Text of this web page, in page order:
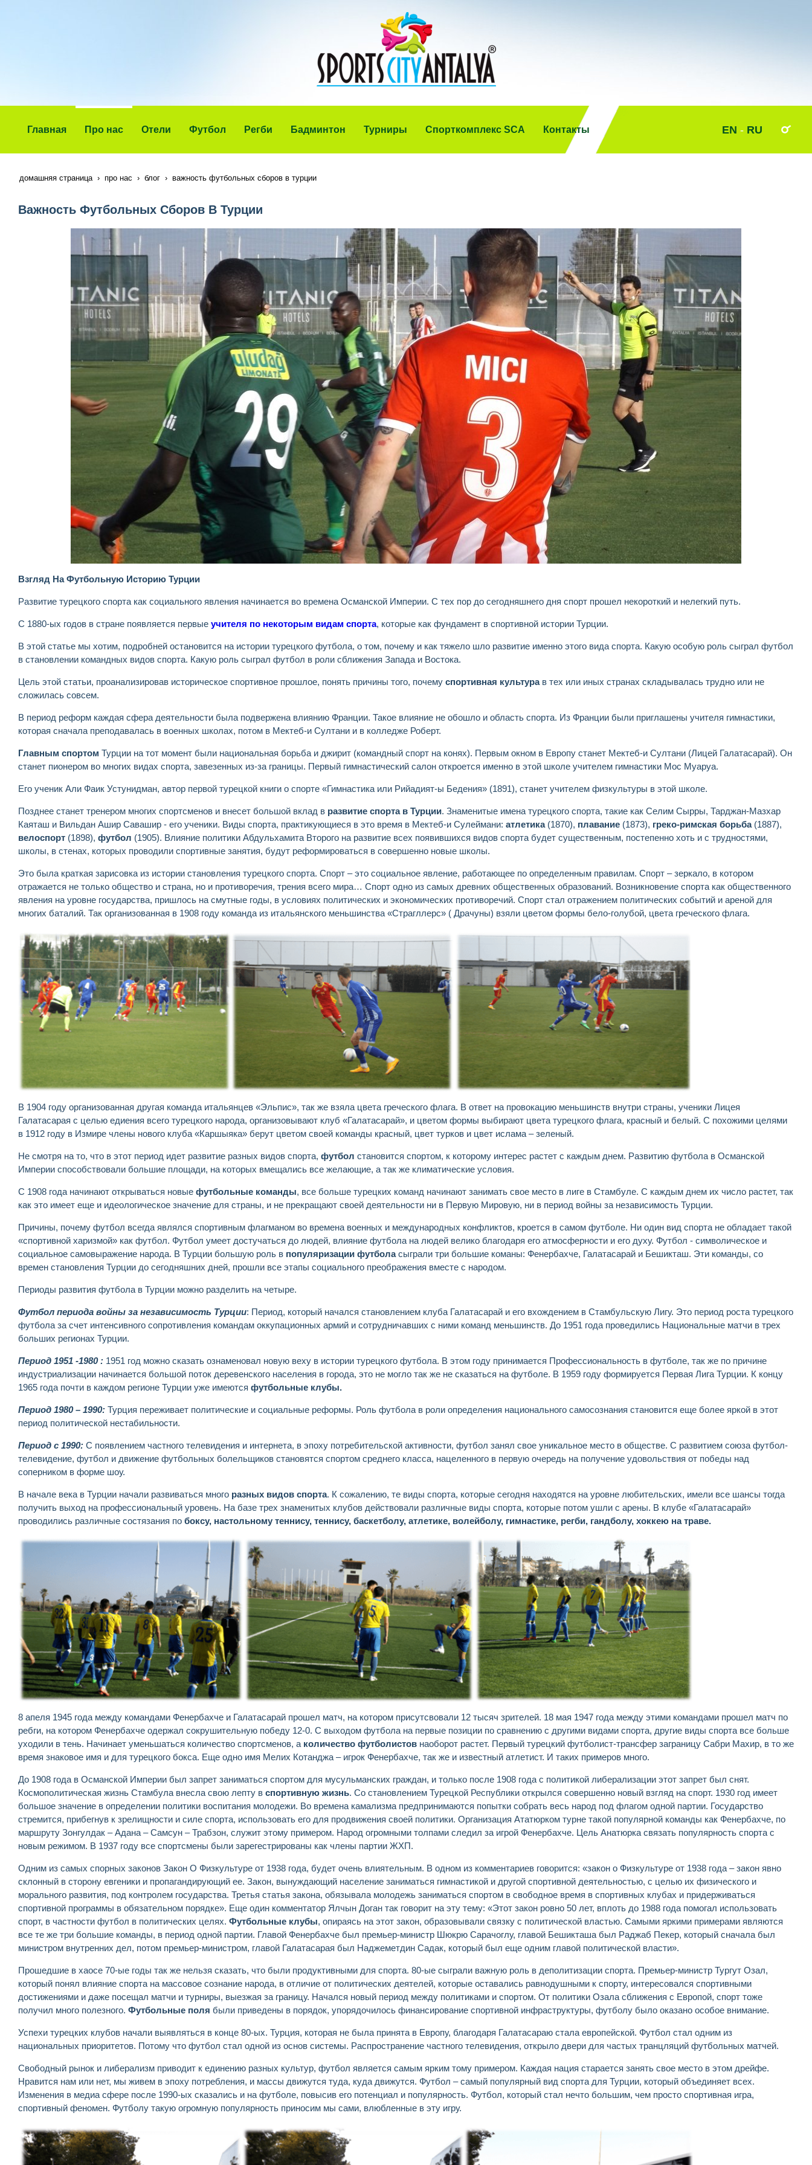
Главная Про нас Отели Футбол Регби Бадминтон Турниры Спорткомплекс SCA Контакты EN - RU
домашняя страница про нас блог важность футбольных сборов в турции
Важность Футбольных Сборов В Турции
Взгляд На Футбольную Историю Турции
Развитие турецкого спорта как социального явления начинается во времена Османской Империи. С тех пор до сегодняшнего дня спорт прошел некороткий и нелегкий путь.
С 1880-ых годов в стране появляется первые учителя по некоторым видам спорта, которые как фундамент в спортивной истории Турции.
В этой статье мы хотим, подробней остановится на истории турецкого футбола, о том, почему и как тяжело шло развитие именно этого вида спорта. Какую особую роль сыграл футбол
в становлении командных видов спорта. Какую роль сыграл футбол в роли сближения Запада и Востока.
Цель этой статьи, проанализировав историческое спортивное прошлое, понять причины того, почему спортивная культурав тех или иных странах складывалась трудно или не
сложилась совсем.
В период реформ каждая сфера деятельности была подвержена влиянию Франции. Такое влияние не обошло и область спорта. Из Франции были приглашены учителя гимнастики,
которая сначала преподавалась в военных школах, потом в Мектеб-и Султани и в колледже Роберт.
Главным спортом Турции на тот момент были национальная борьба и джирит (командный спорт на конях). Первым окном в Европу станет Мектеб-и Султани (Лицей Галатасарай). Он
станет пионером во многих видах спорта, завезенных из-за границы. Первый гимнастический салон откроется именно в этой школе учителем гимнастики Мос Муаруа.
Его ученик Али Фаик Устунидман, автор первой турецкой книги о спорте «Гимнастика или Рийадият-ы Бедения» (1891), станет учителем физкультуры в этой школе.
Позднее станет тренером многих спортсменов и внесет большой вклад в развитие спорта в Турции. Знаменитые имена турецкого спорта, такие как Селим Сырры, Тарджан-Мазхар
Каяташ и Вильдан Ашир Савашир - его ученики. Виды спорта, практикующиеся в это время в Мектеб-и Сулеймани: атлетика (1870), плавание (1873), греко-римская борьба(1887),
велоспорт (1898), футбол (1905). Влияние политики Абдульхамита Второго на развитие всех появившихся видов спорта будет существенным, постепенно хоть и с трудностями,
школы, в стенах, которых проводили спортивные занятия, будут реформироваться в совершенно новые школы.
Это была краткая зарисовка из истории становления турецкого спорта. Спорт – это социальное явление, работающее по определенным правилам. Спорт – зеркало, в котором
отражается не только общество и страна, но и противоречия, трения всего мира… Спорт одно из самых древних общественных образований. Возникновение спорта как общественного
явления на уровне государства, пришлось на смутные годы, в условиях политических и экономических противоречий. Спорт стал отражением политических событий и ареной для
многих баталий. Так организованная в 1908 году команда из итальянского меньшинства «Страгллерс» ( Драчуны) взяли цветом формы бело-голубой, цвета греческого флага.
В 1904 году организованная другая команда итальянцев «Эльпис», так же взяла цвета греческого флага. В ответ на провокацию меньшинств внутри страны, ученики Лицея
Галатасарая с целью едиения всего турецкого народа, организовывают клуб «Галатасарай», и цветом формы выбирают цвета турецкого флага, красный и белый. С похожими целями
в 1912 году в Измире члены нового клуба «Каршыяка» берут цветом своей команды красный, цвет турков и цвет ислама – зеленый.
Не смотря на то, что в этот период идет развитие разных видов спорта, футбол становится спортом, к которому интерес растет с каждым днем. Развитию футбола в Османской
Империи способствовали большие площади, на которых вмещались все желающие, а так же климатические условия.
С 1908 года начинают открываться новые футбольные команды, все больше турецких команд начинают занимать свое место в лиге в Стамбуле. С каждым днем их число растет, так
как это имеет еще и идеологическое значение для страны, и не прекращают своей деятельности ни в Первую Мировую, ни в период войны за независимость Турции.
Причины, почему футбол всегда являлся спортивным флагманом во времена военных и международных конфликтов, кроется в самом футболе. Ни один вид спорта не обладает такой
«спортивной харизмой» как футбол. Футбол умеет достучаться до людей, влияние футбола на людей велико благодаря его атмосферности и его духу. Футбол - символическое и
социальное самовыражение народа. В Турции большую роль в популяризации футболасыграли три большие команы: Фенербахче, Галатасарай и Бешикташ. Эти команды, со
времен становления Турции до сегодняшних дней, прошли все этапы социального преображения вместе с народом.
Периоды развития футбола в Турции можно разделить на четыре.
Футбол периода войны за независимость Турции: Период, который начался становлением клуба Галатасарай и его вхождением в Стамбульскую Лигу. Это период роста турецкого
футбола за счет интенсивного сопротивления командам оккупационных армий и сотрудничавших с ними команд меньшинств. До 1951 года проведились Национальные матчи в трех
больших регионах Турции.
Период 1951 -1980 : 1951 год можно сказать ознаменовал новую веху в истории турецкого футбола. В этом году принимается Профессиональность в футболе, так же по причине
индустриализации начинается большой поток деревенского населения в города, это не могло так же не сказаться на футболе. В 1959 году формируется Первая Лига Турции. К концу
1965 года почти в каждом регионе Турции уже имеются футбольные клубы.
Период 1980 – 1990: Турция переживает политические и социальные реформы. Роль футбола в роли определения национального самосознания становится еще более яркой в этот
период политической нестабильности.
Период с 1990: С появлением частного телевидения и интернета, в эпоху потребительской активности, футбол занял свое уникальное место в обществе. С развитием союза футбол-
телевидение, футбол и движение футбольных болельщиков становятся спортом среднего класса, нацеленного в первую очередь на получение удовольствия от победы над
соперником в форме шоу.
В начале века в Турции начали развиваться много разных видов спорта. К сожалению, те виды спорта, которые сегодня находятся на уровне любительских, имели все шансы тогда
получить выход на профессиональный уровень. На базе трех знаменитых клубов действовали различные виды спорта, которые потом ушли с арены. В клубе «Галатасарай»
проводились различные состязания по боксу, настольному теннису, теннису, баскетболу, атлетике, волейболу, гимнастике, регби, гандболу, хоккею на траве.
8 апеля 1945 года между командами Фенербахче и Галатасарай прошел матч, на котором присутсвовали 12 тысяч зрителей. 18 мая 1947 года между этими командами прошел матч по
ребги, на котором Фенербахче одержал сокрушительную победу 12-0. С выходом футбола на первые позиции по сравнению с другими видами спорта, другие виды спорта все больше
уходили в тень. Начинает уменьшаться количество спортсменов, а количество футболистов наоборот растет. Первый турецкий футболист-трансфер заграницу Сабри Махир, в то же
время знаковое имя и для турецкого бокса. Еще одно имя Мелих Котанджа – игрок Фенербахче, так же и известный атлетист. И таких примеров много.
До 1908 года в Османской Империи был запрет заниматься спортом для мусульманских граждан, и только после 1908 года с политикой либерализации этот запрет был снят.
Космополитическая жизнь Стамбула внесла свою лепту в спортивную жизнь. Со становлением Турецкой Республики открылся совершенно новый взгляд на спорт. 1930 год имеет
большое значение в определении политики воспитания молодежи. Во времена камализма предпринимаются попытки собрать весь народ под флагом одной партии. Государство
стремится, прибегнув к зрелищности и силе спорта, использовать его для продвижения своей политики. Организация Ататюрком турне такой популярной команды как Фенербахче, по
маршруту Зонгулдак – Адана – Самсун – Трабзон, служит этому примером. Народ огромными толпами следил за игрой Фенербахче. Цель Анатюрка связать популярность спорта с
новым режимом. В 1937 году все спортсмены были зарегестрированы как члены партии ЖХП.
Одним из самых спорных законов Закон О Физкультуре от 1938 года, будет очень влиятельным. В одном из комментариев говорится: «закон о Физкультуре от 1938 года – закон явно
склонный в сторону евгеники и пропагандирующий ее. Закон, вынуждающий население заниматься гимнастикой и другой спортивной деятельностью, с целью их физического и
морального развития, под контролем государства. Третья статья закона, обязывала молодежь заниматься спортом в свободное время в спортивных клубах и придерживаться
спортивной программы в обязательном порядке». Еще один комментатор Ялчын Доган так говорит на эту тему: «Этот закон ровно 50 лет, вплоть до 1988 года помогал использовать
спорт, в частности футбол в политических целях. Футбольные клубы, опираясь на этот закон, образовывали связку с политической властью. Самыми яркими примерами являются
все те же три большие команды, в период одной партии. Главой Фенербахче был премьер-министр Шюкрю Сарачоглу, главой Бешикташа был Раджаб Пекер, который сначала был
министром внутренних дел, потом премьер-министром, главой Галатасарая был Наджеметдин Садак, который был еще одним главой политической власти».
Прошедшие в хаосе 70-ые годы так же нельзя сказать, что были продуктивными для спорта. 80-ые сыграли важную роль в деполитизации спорта. Премьер-министр Тургут Озал,
который понял влияние спорта на массовое сознание народа, в отличие от политических деятелей, которые оставались равнодушными к спорту, интересовался спортивными
достижениями и даже посещал матчи и турниры, выезжая за границу. Начался новый период между политиками и спортом. От политики Озала сближения с Европой, спорт тоже
получил много полезного. Футбольные поля были приведены в порядок, упорядочилось финансирование спортивной инфраструктуры, футболу было оказано особое внимание.
Успехи турецких клубов начали выявляться в конце 80-ых. Турция, которая не была принята в Европу, благодаря Галатасараю стала европейской. Футбол стал одним из
национальных приоритетов. Потому что футбол стал одной из основ системы. Распространение частного телевидения, открыло двери для частых транцляций футбольных матчей.
Свободный рынок и либерализм приводит к единению разных культур, футбол является самым ярким тому примером. Каждая нация старается занять свое место в этом дрейфе.
Нравится нам или нет, мы живем в эпоху потребления, и массы движутся туда, куда движутся. Футбол – самый популярный вид спорта для Турции, который объединяет всех.
Изменения в медиа сфере после 1990-ых сказались и на футболе, повысив его потенциал и популярность. Футбол, который стал нечто большим, чем просто спортивная игра,
спортивный феномен. Футболу такую огромную популярность приносим мы сами, влюбленные в эту игру.